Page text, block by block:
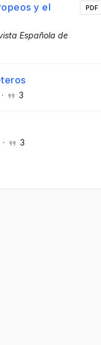
y el
Española de
PDF
· 3
· 3